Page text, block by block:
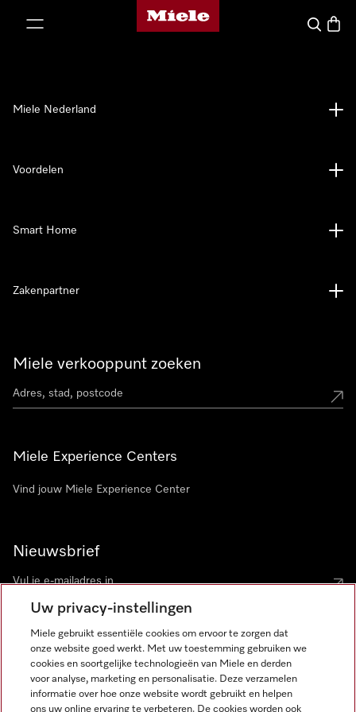
Homepage van Miele
Wat zoek
Miele verkooppunt zoeken
Miele Experience Centers
Vind jouw Miele Experience Center
Nieuwsbrief
Miele Nederland
Voordelen
Smart Home
Zakenpartner
Miele op Instagram
Miele op Facebook
Miele op Youtube
Uw privacy-instellingen
Miele gebruikt essentiële cookies om ervoor te zorgen dat
onze website goed werkt. Met uw toestemming gebruiken we
cookies en soortgelijke technologieën van Miele en derden
voor analyse, marketing en personalisatie. Deze verzamelen
informatie over hoe onze website wordt gebruikt en helpen
ons uw online ervaring te verbeteren. De cookies worden ook